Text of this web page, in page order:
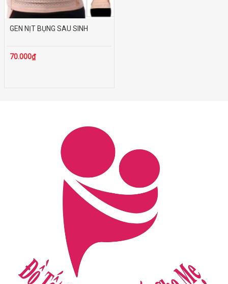
GEN NỊT BỤNG SAU SINH
70.000₫